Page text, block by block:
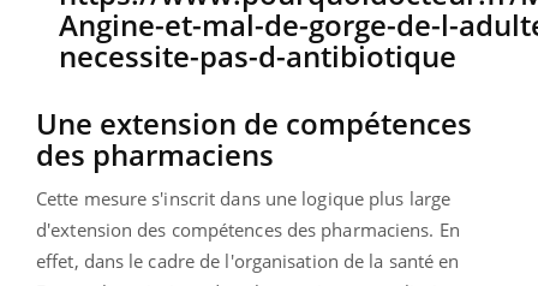
Une extension de compétences
des pharmaciens
Cette mesure s'inscrit dans une logique plus large
d'extension des compétences des pharmaciens. En
effet, dans le cadre de l'organisation de la santé en